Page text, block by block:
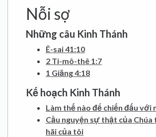
Nỗi sợ
Những câu Kinh Thánh
Ê-sai 41:10
2 Ti-mô-thê 1:7
1 Giăng 4:18
Kế hoạch Kinh Thánh
Làm thế nào để chiến đấu với
Cầu nguyện sự thật của Chúa
hãi của tôi